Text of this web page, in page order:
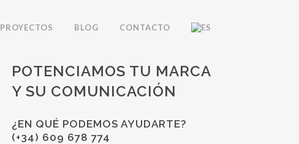
PROYECTOS BLOG CONTACTO
POTENCIAMOS TU MARCA
Y SU COMUNICACIÓN
¿EN QUÉ PODEMOS AYUDARTE?
(+34) 609 678 774